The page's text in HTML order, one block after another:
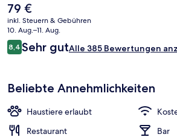
Der
aktuelle
Preis
beträgt
79 €.
79 €
inkl. Steuern & Gebühren
10. Aug.–11. Aug.
Bewertungen
8,48,4 von 10.
Sehr gutAlle 385 Bewertungen
Beliebte Annehmlichkeiten
Haustiere erlaubt
Restaurant
Bar